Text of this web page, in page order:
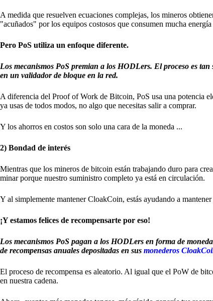
A medida que resuelven ecuaciones complejas, los mineros
"acuñados" por los equipos costosos que consumen mucha
Pero PoS utiliza un enfoque diferente.
Los mecanismos PoS premian a los HODLers. El proceso es
en un validador de bloque en la red.
A diferencia del Proof of Work de Bitcoin, PoS usa una potencia
ya usas de todos modos, no algo que necesitas salir a comprar.
Y los ahorros en costos son solo una cara de la moneda ...
2) Bondad de interés
Mientras que los mineros de bitcoin están trabajando duro para
minar porque nuestro suministro completo ya está en circulación.
Y al simplemente mantener CloakCoin, estás ayudando a
¡Y estamos felices de recompensarte por eso!
Los mecanismos PoS pagan a los HODLers en forma de
de recompensas anuales depositadas en sus monederos
El proceso de recompensa es aleatorio. Al igual que el PoW de
en nuestra cadena.